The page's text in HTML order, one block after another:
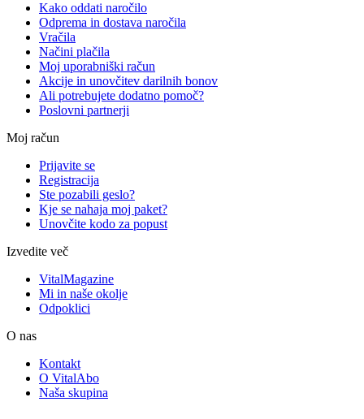
Kako oddati naročilo
Odprema in dostava naročila
Vračila
Načini plačila
Moj uporabniški račun
Akcije in unovčitev darilnih bonov
Ali potrebujete dodatno pomoč?
Poslovni partnerji
Moj račun
Prijavite se
Registracija
Ste pozabili geslo?
Kje se nahaja moj paket?
Unovčite kodo za popust
Izvedite več
VitalMagazine
Mi in naše okolje
Odpoklici
O nas
Kontakt
O VitalAbo
Naša skupina